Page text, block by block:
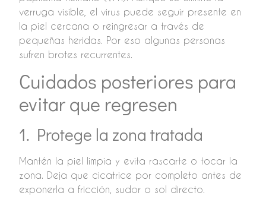
verruga visible, el virus puede seguir presente en
la piel cercana o reingresar a través de
pequeñas heridas. Por eso algunas personas
sufren brotes recurrentes.
Cuidados posteriores para
evitar que regresen
1. Protege la zona tratada
Mantén la piel limpia y evita rascarte o tocar la
zona. Deja que cicatrice por completo antes de
exponerla a fricción, sudor o sol directo.